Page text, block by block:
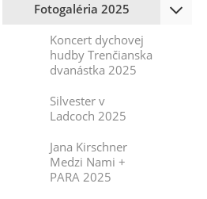
Fotogaléria 2025
Koncert dychovej
hudby Trenčianska
dvanástka 2025
Silvester v
Ladcoch 2025
Jana Kirschner
Medzi Nami +
PARA 2025